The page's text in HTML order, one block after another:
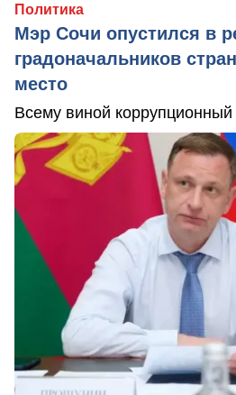
Политика
Мэр Сочи опустился в
градоначальников
место
Всему виной коррупционный